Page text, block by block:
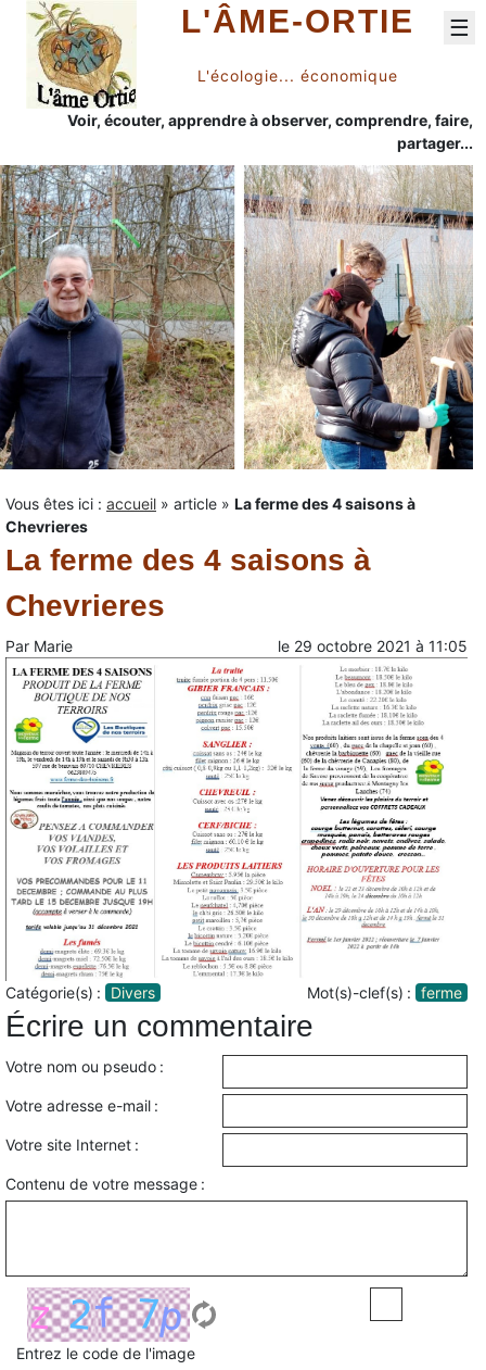
L'ÂME-ORTIE
L'écologie... économique
Voir, écouter, apprendre à observer, comprendre, faire,
partager...
☰
Vous êtes ici : accueil » article » La ferme des 4 saisons à
Chevrieres
La ferme des 4 saisons à
Chevrieres
Par Marie le 29 octobre 2021 à 11:05
Catégorie(s) : Divers Mot(s)-clef(s) : ferme
Écrire un commentaire
Votre nom ou pseudo :
Votre adresse e-mail :
Votre site Internet :
Contenu de votre message :
Entrez le code de l'image